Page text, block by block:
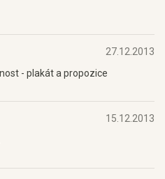
27.12.2013
- plakát a propozice
15.12.2013